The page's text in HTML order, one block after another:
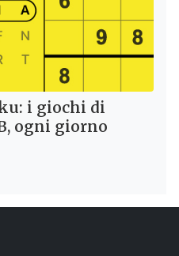
i giochi di
ogni giorno